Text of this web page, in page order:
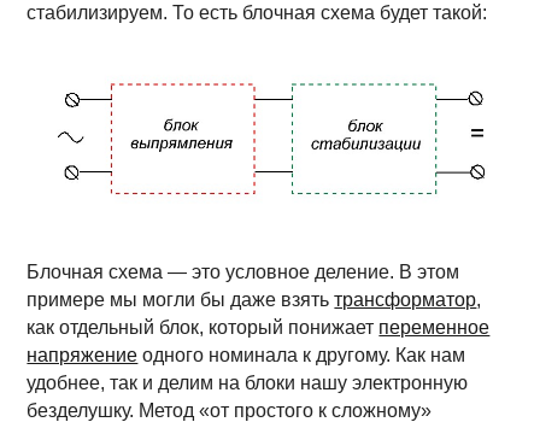
стабилизируем. То есть блочная схема будет такой:
Блочная схема — это условное деление. В этом
примере мы могли бы даже взятьтрансформатор,
как отдельный блок, который понижает переменное
напряжение одного номинала к другому. Как нам
удобнее, так и делим на блоки нашу электронную
безделушку. Метод «от простого к сложному»